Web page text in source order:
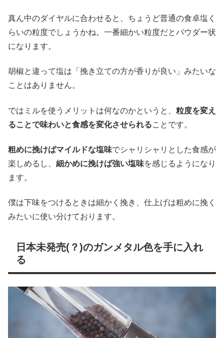
真ん中のダイヤルに合わせると、ちょうど普通の食卓塩く
らいの粒度でしょうかね。一番細かい粒度だとパウダー状
になります。
胡椒と違って塩は「挽き立ての方が香りが良い」みたいな
ことはありません。
ではミルを使うメリットは何なのかというと、 粒度を変え
ることで味わいと食感を変化させられることです。
粗めに挽けばマイルドな塩味でシャリシャリとした食感が
楽しめるし、 細かめに挽けば強い塩味を感じるようになり
ます。
僕は下味をつけるときは細かく挽き、仕上げは粗めに挽く
みたいに使い分けております。
日本未発売(？)のガンメタル色を手に入れ
る